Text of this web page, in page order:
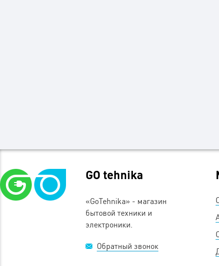
GO tehnika
«GoTehnika» - магазин
бытовой техники и
электроники.
Обратный звонок